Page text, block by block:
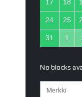
17 18
24 25
31 1
No blocks